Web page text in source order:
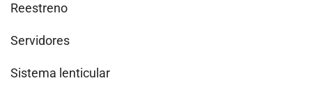
Reestreno
Servidores
Sistema lenticular